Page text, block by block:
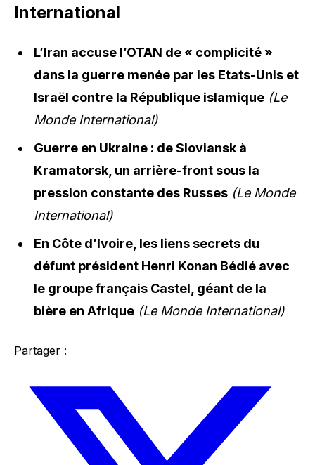
International
L’Iran accuse l’OTAN de « complicité »
dans la guerre menée par les Etats-Unis et
Israël contre la République islamique (Le
Monde International)
Guerre en Ukraine : de Sloviansk à
Kramatorsk, un arrière-front sous la
pression constante des Russes (Le Monde
International)
En Côte d’Ivoire, les liens secrets du
défunt président Henri Konan Bédié avec
le groupe français Castel, géant de la
bière en Afrique (Le Monde International)
Partager :